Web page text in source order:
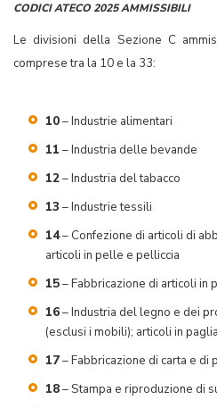
CODICI ATECO 2025 AMMISSIBILI
Le divisioni della Sezione C
comprese tra la 10 e la 33:
10– Industrie alimentari
11 – Industria delle bevande
12– Industria del tabacco
13 – Industrie tessili
14– Confezione di articoli di
articoli in pelle e pelliccia
15– Fabbricazione di articoli in
16– Industria del legno e dei
(esclusi i mobili); articoli in
17– Fabbricazione di carta e di
18– Stampa e riproduzione di